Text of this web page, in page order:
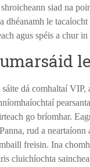
siad na
le
agus spéis a chur
dá comhaltaí
go bríomhar.
rud a
freisin. Ina
cluichíochta